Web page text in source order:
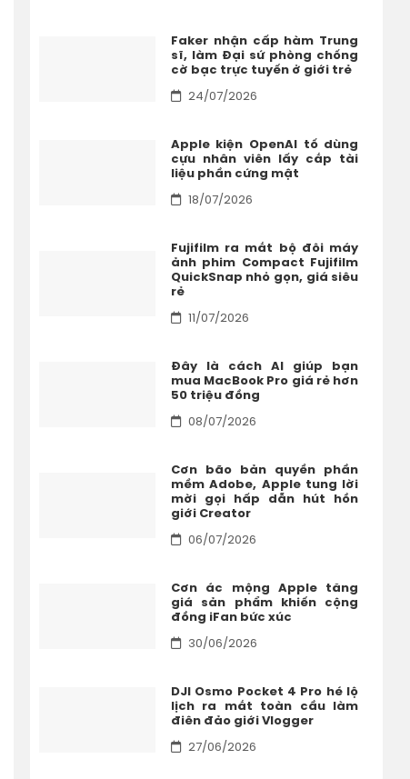
Faker nhận cấp hàm Trung
sĩ, làm Đại sứ phòng chống
cờ bạc trực tuyến ở giới trẻ
24/07/2026
Apple kiện OpenAI tố dùng
cựu nhân viên lấy cắp tài
liệu phần cứng mật
18/07/2026
Fujifilm ra mắt bộ đôi máy
ảnh phim Compact Fujifilm
QuickSnap nhỏ gọn, giá siêu
rẻ
11/07/2026
Đây là cách AI giúp bạn
mua MacBook Pro giá rẻ hơn
50 triệu đồng
08/07/2026
Cơn bão bản quyền phần
mềm Adobe, Apple tung lời
mời gọi hấp dẫn hút hồn
giới Creator
06/07/2026
Cơn ác mộng Apple tăng
giá sản phẩm khiến cộng
đồng iFan bức xúc
30/06/2026
DJI Osmo Pocket 4 Pro hé lộ
lịch ra mắt toàn cầu làm
điên đảo giới Vlogger
27/06/2026